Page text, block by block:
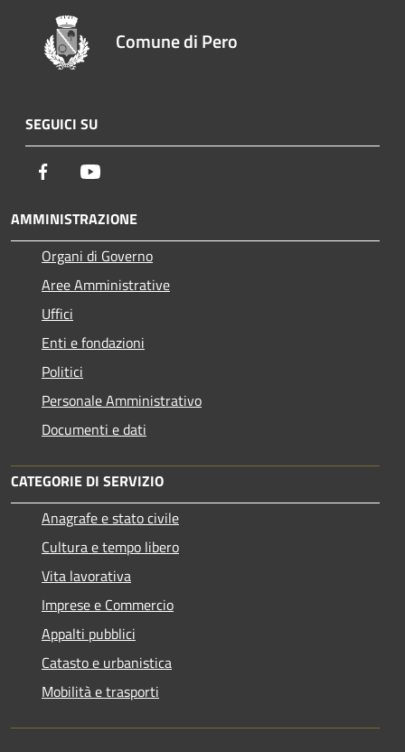
Comune di Pero
SEGUICI SU
Facebook
AMMINISTRAZIONE
Organi di Governo
Aree Amministrative
Uffici
Enti e fondazioni
Politici
Personale Amministrativo
Documenti e dati
CATEGORIE DI SERVIZIO
Anagrafe e stato civile
Cultura e tempo libero
Vita lavorativa
Imprese e Commercio
Appalti pubblici
Catasto e urbanistica
Mobilità e trasporti